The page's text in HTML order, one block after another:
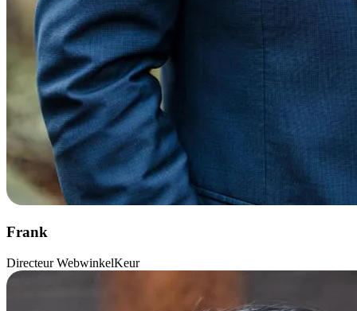
Frank
Directeur WebwinkelKeur